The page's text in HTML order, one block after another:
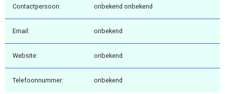
Contactpersoon: onbekend onbekend
Email: onbekend
Website: onbekend
Telefoonnummer: onbekend